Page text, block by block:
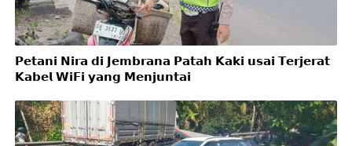
𝗣𝗲𝘁𝗮𝗻𝗶 𝗡𝗶𝗿𝗮 𝗱𝗶 𝗝𝗲𝗺𝗯𝗿𝗮𝗻𝗮 𝗣𝗮𝘁𝗮𝗵 𝗞𝗮𝗸𝗶 𝘂𝘀𝗮𝗶 𝗧𝗲𝗿𝗷𝗲𝗿𝗮𝘁
𝗞𝗮𝗯𝗲𝗹 𝗪𝗶𝗙𝗶 𝘆𝗮𝗻𝗴 𝗠𝗲𝗻𝗷𝘂𝗻𝘁𝗮𝗶